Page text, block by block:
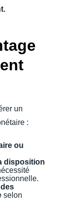
un
:
ou
disposition
selon